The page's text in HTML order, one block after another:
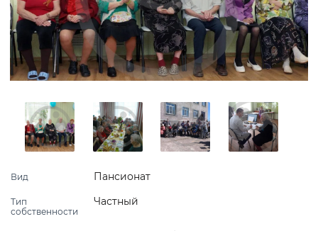
Вид Пансионат
Тип
собственности
Частный